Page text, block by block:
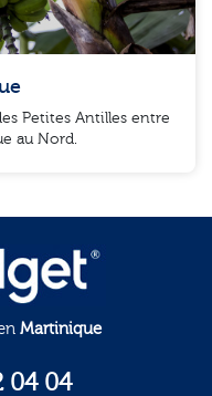
Petites Antilles entre
au Nord.
Martinique
04 04